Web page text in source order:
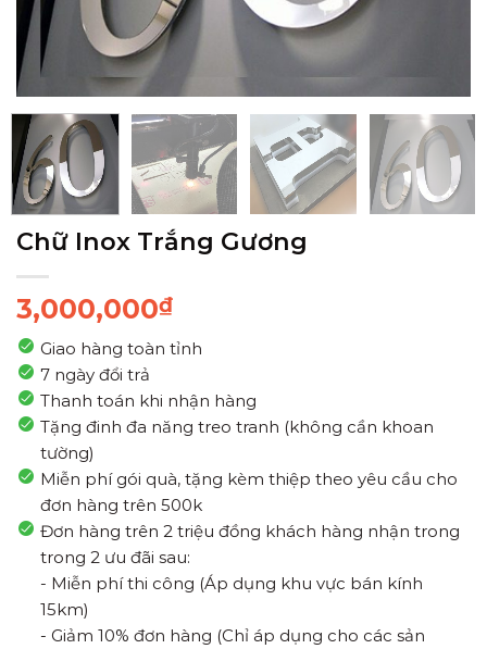
Chữ Inox Trắng Gương
3,000,000₫
Giao hàng toàn tỉnh
7 ngày đổi trả
Thanh toán khi nhận hàng
Tặng đinh đa năng treo tranh (không cần khoan
tường)
Miễn phí gói quà, tặng kèm thiệp theo yêu cầu cho
đơn hàng trên 500k
Đơn hàng trên 2 triệu đồng khách hàng nhận trong
trong 2 ưu đãi sau:
- Miễn phí thi công (Áp dụng khu vực bán kính
15km)
- Giảm 10% đơn hàng (Chỉ áp dụng cho các sản